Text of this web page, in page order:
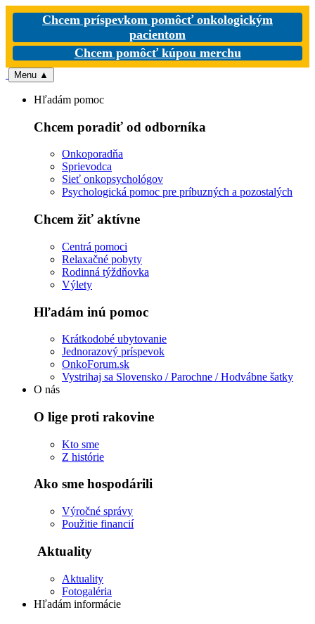
Chcem príspevkom pomôcť onkologickým
pacientom
Chcem pomôcť kúpou merchu
Menu ▲
Hľadám pomoc
Chcem poradiť od odborníka
Onkoporadňa
Sprievodca
Sieť onkopsychológov
Psychologická pomoc pre príbuzných a pozostalých
Chcem žiť aktívne
Centrá pomoci
Relaxačné pobyty
Rodinná týždňovka
Výlety
Hľadám inú pomoc
Krátkodobé ubytovanie
Jednorazový príspevok
OnkoForum.sk
Vystrihaj sa Slovensko / Parochne / Hodvábne šatky
O nás
O lige proti rakovine
Kto sme
Z histórie
Ako sme hospodárili
Výročné správy
Použitie financií
Aktuality
Aktuality
Fotogaléria
Hľadám informácie